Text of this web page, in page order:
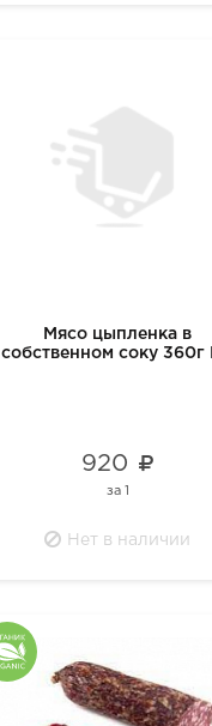
Мясо цыпленка в
собственном соку 360г
920
за 1
Нет в наличии